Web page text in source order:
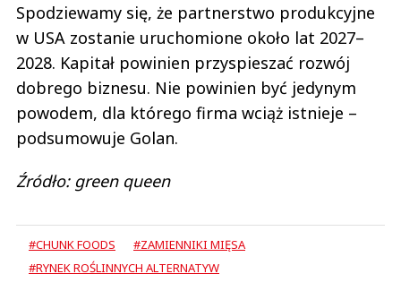
Spodziewamy się, że partnerstwo produkcyjne
w USA zostanie uruchomione około lat 2027–
2028. Kapitał powinien przyspieszać rozwój
dobrego biznesu. Nie powinien być jedynym
powodem, dla którego firma wciąż istnieje –
podsumowuje Golan.
Źródło: green queen
#CHUNK FOODS
#ZAMIENNIKI MIĘSA
#RYNEK ROŚLINNYCH ALTERNATYW